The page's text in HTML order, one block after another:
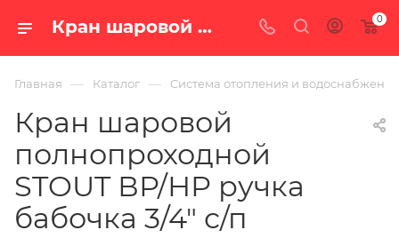
Кран шаровой полнопроходной STOUT ВР/НР ручка бабочка 3/4" с/п — цена в Екатеринбурге, купить в интернет-магазине «100 печей.ру» 0
Главная — Каталог — Система отопления и водоснабжения
Кран шаровой
полнопроходной
STOUT ВР/НР ручка
бабочка 3/4" с/п